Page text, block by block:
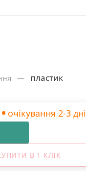
— пластик
очікування 2-3 дні
В 1 КЛІК